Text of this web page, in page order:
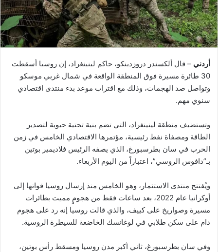
أردني – قال ألكسندر دروزدينكو، حاكم لينينغراد، إن روسيا أسقطت
30 طائرة مسيرة فوق المنطقة الواقعة في شمال غربي موسكو
وتواصل صد الهجمات، وذلك مع اقتراب موعد بدء منتدى اقتصادي
سنوي مهم.
وتستضيف منطقة لينينغراد، التي تضم بنية تحتية حيوية لتصدير
الطاقة ومصفاة نفط رئيسية، مؤتمرها الاقتصادي الخامس في زمن
الحرب في سان بطرسبورغ، الذي يصفه الرئيس فلاديمير بوتين
بـ”دافوس الروسي”، اعتباراً من اليوم الأربعاء.
ويُفتتح منتدى الاستثمار، وهو الخامس منذ إرسال روسيا قواتها إلى
أوكرانيا عام 2022، بعد ساعات فقط من هجومٍ مميت بطائرات
مسيرة وصواريخ على كييف، والذي قالت روسيا إنه رد على هجوم
دام على سكن طلابي في لوغانسك الخاضعة للسيطرة الروسية.
وفي سان بطرسبورغ، ثاني أكبر مدن روسيا ومسقط رأس بوتين،